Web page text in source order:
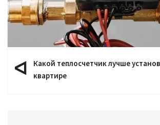
Какой теплосчетчик лучше
квартире